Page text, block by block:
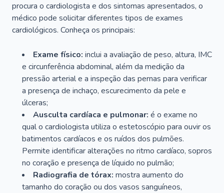
procura o cardiologista e dos sintomas apresentados, o
médico pode solicitar diferentes tipos de exames
cardiológicos. Conheça os principais:
Exame físico: inclui a avaliação de peso, altura, IMC
e circunferência abdominal, além da medição da
pressão arterial e a inspeção das pernas para verificar
a presença de inchaço, escurecimento da pele e
úlceras;
Ausculta cardíaca e pulmonar: é o exame no
qual o cardiologista utiliza o estetoscópio para ouvir os
batimentos cardíacos e os ruídos dos pulmões.
Permite identificar alterações no ritmo cardíaco, sopros
no coração e presença de líquido no pulmão;
Radiografia de tórax: mostra aumento do
tamanho do coração ou dos vasos sanguíneos,